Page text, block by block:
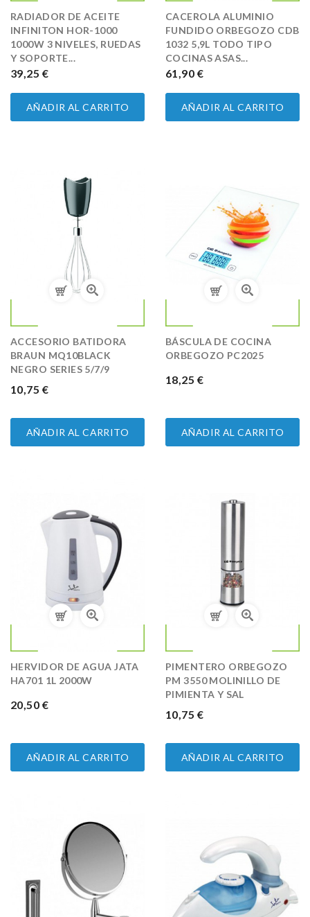
RADIADOR DE ACEITE
INFINITON HOR-1000
1000W 3 NIVELES, RUEDAS
Y SOPORTE...
PRECIO
39,25 €
AÑADIR AL CARRITO
CACEROLA ALUMINIO
FUNDIDO ORBEGOZO CDB
1032 5,9L TODO TIPO
COCINAS ASAS...
PRECIO
61,90 €
AÑADIR AL CARRITO
ACCESORIO BATIDORA
BRAUN MQ10BLACK
NEGRO SERIES 5/7/9
PRECIO
10,75 €
AÑADIR AL CARRITO
BÁSCULA DE COCINA
ORBEGOZO PC2025
PRECIO
18,25 €
AÑADIR AL CARRITO
HERVIDOR DE AGUA JATA
HA701 1L 2000W
PRECIO
20,50 €
AÑADIR AL CARRITO
PIMENTERO ORBEGOZO
PM 3550 MOLINILLO DE
PIMIENTA Y SAL
PRECIO
10,75 €
AÑADIR AL CARRITO